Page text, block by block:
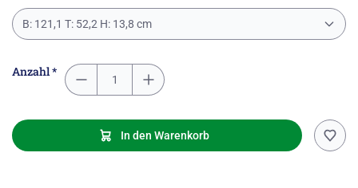
B: 121,1 T: 52,2 H: 13,8 cm
Anzahl *
In den Warenkorb